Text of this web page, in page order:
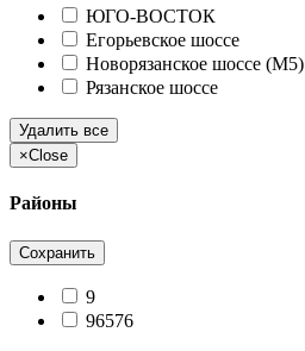
ЮГО-ВОСТОК
Егорьевское шоссе
Новорязанское шоссе (М5)
Рязанское шоссе
Удалить все
×Close
Районы
Сохранить
9
96576